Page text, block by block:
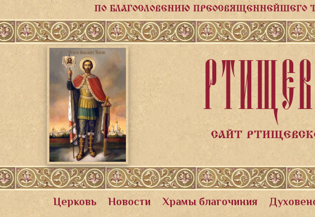
ПО БЛАГОСЛОВЕНИЮ ПРЕОСВЯЩЕННЕЙШЕГО
САЙТ
Церковь Новости Храмы благочиния